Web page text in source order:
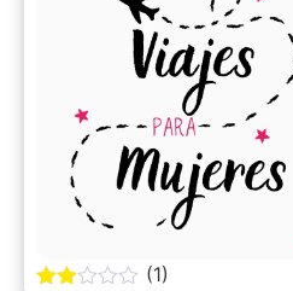
(1)